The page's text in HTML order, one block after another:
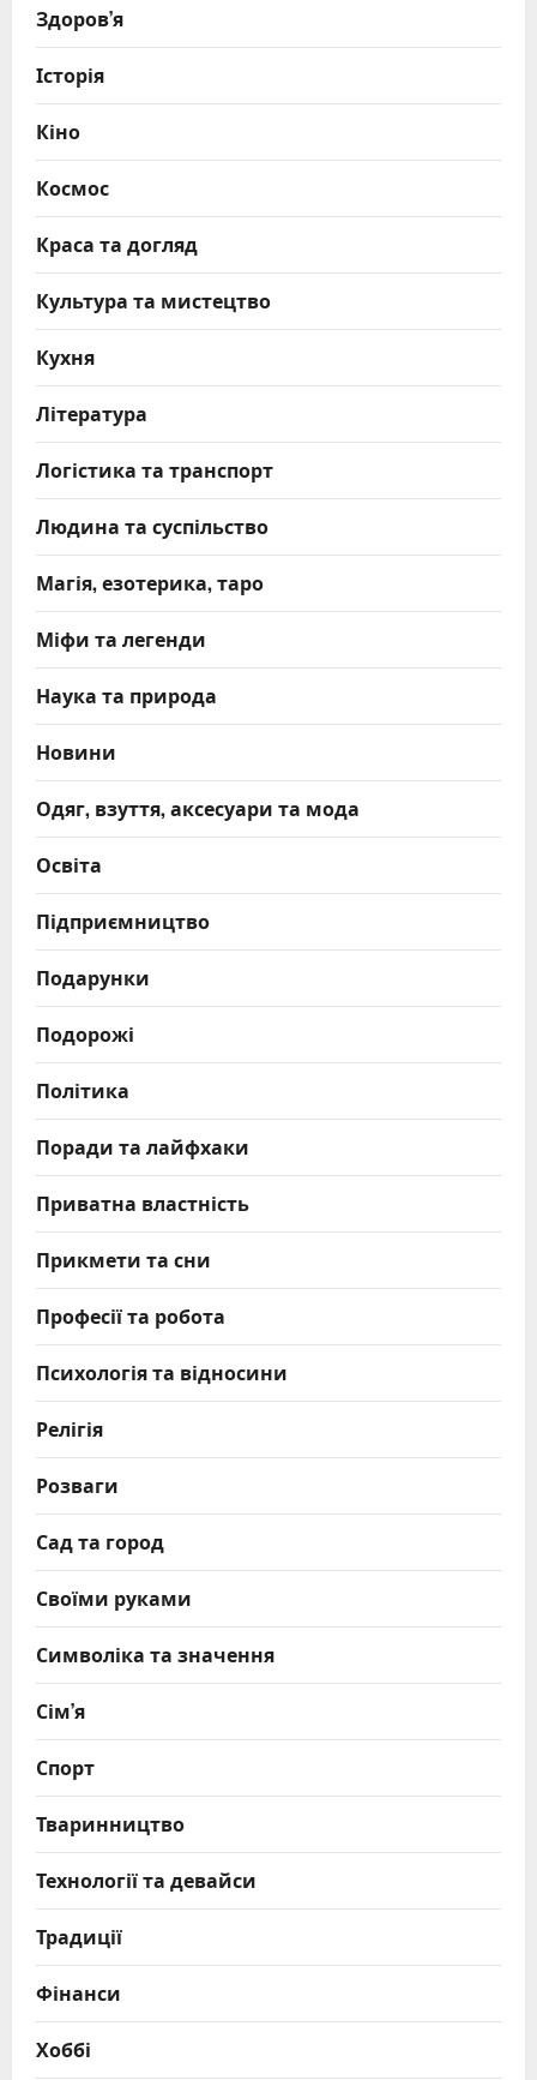
Здоров’я
Історія
Кіно
Космос
Краса та догляд
Культура та мистецтво
Кухня
Література
Логістика та транспорт
Людина та суспільство
Магія, езотерика, таро
Міфи та легенди
Наука та природа
Новини
Одяг, взуття, аксесуари та мода
Освіта
Підприємництво
Подарунки
Подорожі
Політика
Поради та лайфхаки
Приватна властність
Прикмети та сни
Професії та робота
Психологія та відносини
Релігія
Розваги
Сад та город
Своїми руками
Символіка та значення
Сім’я
Спорт
Тваринництво
Технології та девайси
Традиції
Фінанси
Хоббі